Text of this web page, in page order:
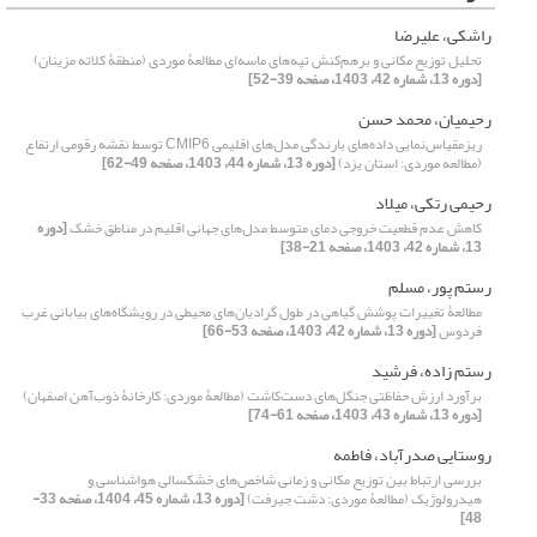
راشکی، علیرضا
تحلیل توزیع مکانی و برهم‌کنش تپه‌های ماسه‌ای مطالعۀ موردی (منطقۀ کلاته مزینان)
[دوره 13، شماره 42، 1403، صفحه 39-52]
رحیمیان، محمد حسن
ریزمقیاس‌نمایی داده‌های بارندگی مدل‌های اقلیمی‌ CMIP6 توسط نقشه رقومی ارتفاع
(مطالعه موردی: استان یزد)[دوره 13، شماره 44، 1403، صفحه 49-62]
رحیمی رتکی، میلاد
کاهش عدم قطعیت خروجی‌‌ دمای متوسط مدل‌‌های جهانی اقلیم در مناطق خشک[دوره
13، شماره 42، 1403، صفحه 21-38]
رستم پور، مسلم
مطالعۀ تغییرات پوشش گیاهی در طول گرادیان‌های محیطی در رویشگاه‌های بیابانی غرب
فردوس[دوره 13، شماره 42، 1403، صفحه 53-66]
رستم زاده، فرشید
برآورد ارزش حفاظتی جنگل‌های دست‌کاشت (مطالعۀ موردی: کارخانۀ ذوب‌آهن اصفهان)
[دوره 13، شماره 43، 1403، صفحه 61-74]
روستایی صدرآباد، فاطمه
بررسی ارتباط بین توزیع مکانی و زمانی شاخص‌های خشکسالی هواشناسی و
هیدرولوژیک (مطالعۀ موردی: دشت جیرفت) [دوره 13، شماره 45، 1404، صفحه 33-
48]